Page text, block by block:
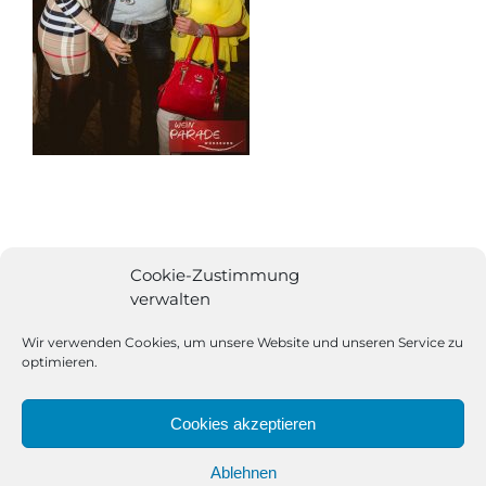
Cookie-Zustimmung
verwalten
Wir verwenden Cookies, um unsere Website und unseren Service zu
optimieren.
Cookies akzeptieren
Ablehnen